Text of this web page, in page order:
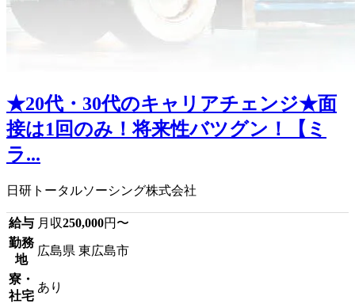
★20代・30代のキャリアチェンジ★面
接は1回のみ！将来性バツグン！【ミ
ラ...
日研トータルソーシング株式会社
給与 月収250,000円〜
勤務
地
広島県 東広島市
寮・
社宅
あり